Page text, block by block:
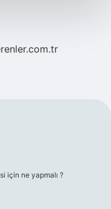
için ne yapmalı ?